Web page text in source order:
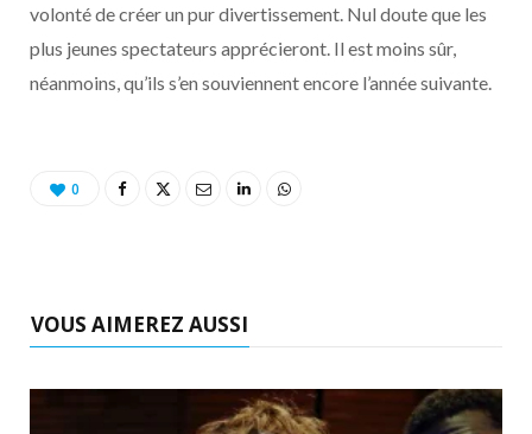
volonté de créer un pur divertissement. Nul doute que les
plus jeunes spectateurs apprécieront. Il est moins sûr,
néanmoins, qu’ils s’en souviennent encore l’année suivante.
0
VOUS AIMEREZ AUSSI